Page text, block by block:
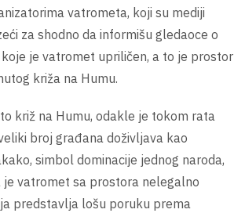
vatrometa, koji su mediji
za shodno da informišu gledaoce o
je vatromet upriličen, a to je prostor
križa na Humu.
križ na Humu, odakle je tokom rata
broj građana doživljava kao
simbol dominacije jednog naroda,
je vatromet sa prostora nelegalno
predstavlja lošu poruku prema